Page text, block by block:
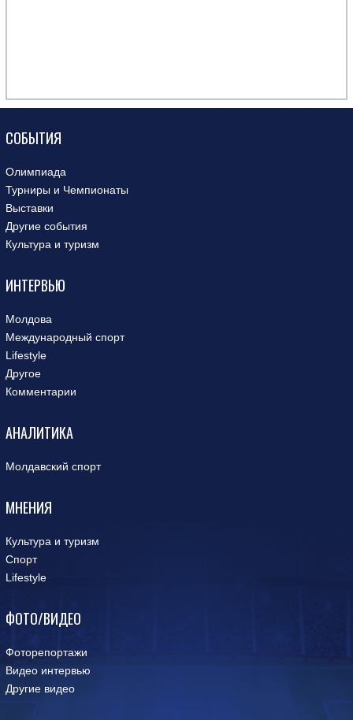
СОБЫТИЯ
Олимпиада
Турниры и Чемпионаты
Выставки
Другие события
Культура и туризм
ИНТЕРВЬЮ
Молдова
Международный спорт
Lifestyle
Другое
Комментарии
АНАЛИТИКА
Молдавский спорт
МНЕНИЯ
Культура и туризм
Спорт
Lifestyle
ФОТО/ВИДЕО
Фоторепортажи
Видео интервью
Другие видео